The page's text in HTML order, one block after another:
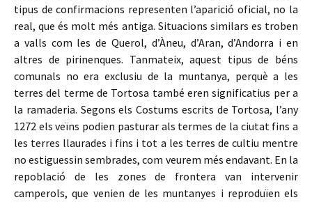
tipus de confirmacions representen l’aparició oficial, no la
real, que és molt més antiga. Situacions similars es troben
a valls com les de Querol, d’Àneu, d’Aran, d’Andorra i en
altres de pirinenques. Tanmateix, aquest tipus de béns
comunals no era exclusiu de la muntanya, perquè a les
terres del terme de Tortosa també eren significatius per a
la ramaderia. Segons els Costums escrits de Tortosa, l’any
1272 els veïns podien pasturar als termes de la ciutat fins a
les terres llaurades i fins i tot a les terres de cultiu mentre
no estiguessin sembrades, com veurem més endavant. En la
repoblació de les zones de frontera van intervenir
camperols, que venien de les muntanyes i reproduïen els